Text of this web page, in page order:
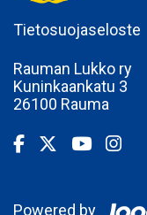
Tietosuojaseloste
Rauman Lukko ry
Kuninkaankatu 3
26100 Rauma
Powered by